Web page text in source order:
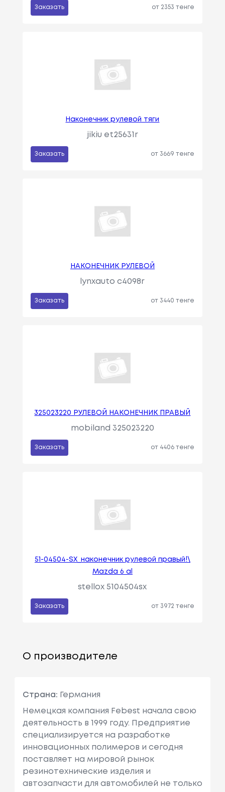
Заказать от 2353 тенге
Наконечник рулевой тяги
jikiu et25631r
Заказать от 3669 тенге
НАКОНЕЧНИК РУЛЕВОЙ
lynxauto c4098r
Заказать от 3440 тенге
325023220 РУЛЕВОЙ НАКОНЕЧНИК ПРАВЫЙ
mobiland 325023220
Заказать от 4406 тенге
51-04504-SX_наконечник рулевой правый!\
Mazda 6 al
stellox 5104504sx
Заказать от 3972 тенге
О производителе
Страна: Германия
Немецкая компания Febest начала свою
деятельность в 1999 году. Предприятие
специализируется на разработке
инновационных полимеров и сегодня
поставляет на мировой рынок
резинотехнические изделия и
автозапчасти для автомобилей не только